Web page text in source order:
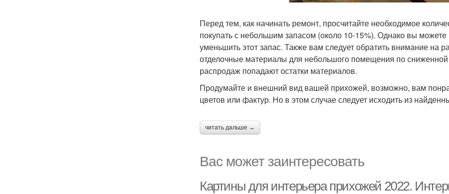
Перед тем, как начинать ремонт, просчитайте необходимое
покупать с небольшим запасом (около 10-15%). Однако вы
уменьшить этот запас. Также вам следует обратить внимание на
отделочные материалы для небольшого помещения по
распродаж попадают остатки материалов.
Продумайте и внешний вид вашей прихожей, возможно, вам
цветов или фактур. Но в этом случае следует исходить из
читать дальше →
Вас может заинтересовать
Картины для интерьера прихожей 2022.